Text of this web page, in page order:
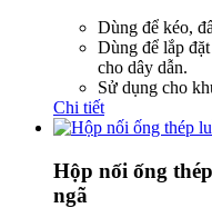
Dùng để kéo,
Dùng để lắp
cho dây dẫn.
Sử dụng cho
Chi tiết
Hộp nối ống
ngã